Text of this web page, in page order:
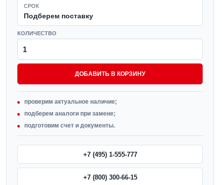
СРОК
Подберем поставку
КОЛИЧЕСТВО
ДОБАВИТЬ В КОРЗИНУ
проверим актуальное наличие;
подберем аналоги при замене;
подготовим счет и документы.
+7 (495) 1-555-777
+7 (800) 300-66-15